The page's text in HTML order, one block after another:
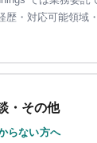
歴・対応可能領域
・その他
らない方へ